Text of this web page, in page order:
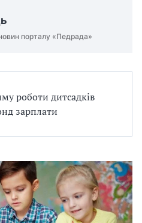
порталу «Педрада»
роботи дитсадків
зарплати